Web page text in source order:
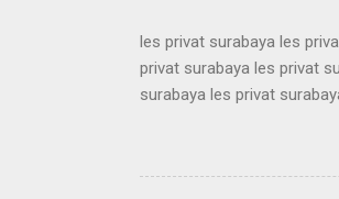
les privat surabaya les
privat surabaya les privat
surabaya les privat
surabaya les privat
surabaya les privat